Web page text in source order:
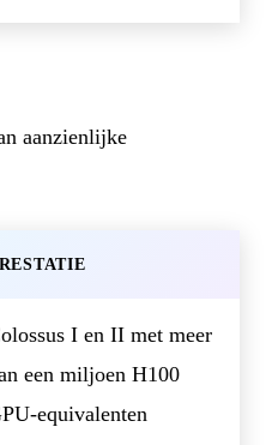
aanzienlijke
I en II met meer
een miljoen H100
equivalenten